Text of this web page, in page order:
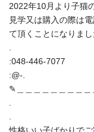
2022年10月より子猫
見学又は購入の際は
て頂くことになりまし
:048-446-7077
:@-.
✎︎＿＿＿＿＿＿＿＿＿